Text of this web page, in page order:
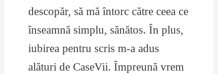
descopăr, să mă întorc către ceea ce
înseamnă simplu, sănătos. În plus,
iubirea pentru scris m-a adus
alături de CaseVii. Împreună vrem